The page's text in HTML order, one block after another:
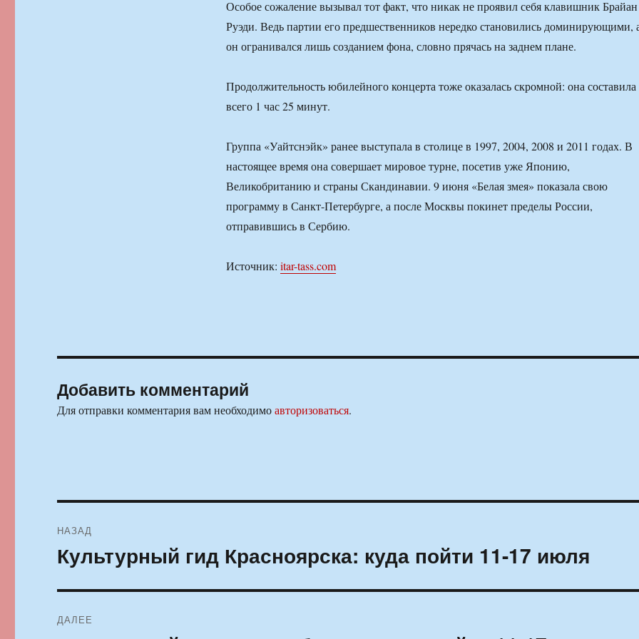
Особое сожаление вызывал тот факт, что никак не проявил себя клавишник Брайан
Руэди. Ведь партии его предшественников нередко становились доминирующими,
он огранивался лишь созданием фона, словно прячась на заднем плане.
Продолжительность юбилейного концерта тоже оказалась скромной: она составила
всего 1 час 25 минут.
Группа «Уайтснэйк» ранее выступала в столице в 1997, 2004, 2008 и 2011 годах. В
настоящее время она совершает мировое турне, посетив уже Японию,
Великобританию и страны Скандинавии. 9 июня «Белая змея» показала свою
программу в Санкт-Петербурге, а после Москвы покинет пределы России,
отправившись в Сербию.
Источник: itar-tass.com
Добавить комментарий
Для отправки комментария вам необходимоавторизоваться.
по
НАЗАД
Предыдущая
запись:
Культурный гид Красноярска: куда пойти 11-17 июля
ДАЛЕЕ